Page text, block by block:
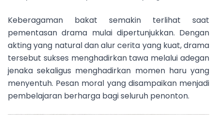
Keberagaman bakat semakin terlihat saat
pementasan drama mulai dipertunjukkan. Dengan
akting yang natural dan alur cerita yang kuat, drama
tersebut sukses menghadirkan tawa melalui adegan
jenaka sekaligus menghadirkan momen haru yang
menyentuh. Pesan moral yang disampaikan menjadi
pembelajaran berharga bagi seluruh penonton.